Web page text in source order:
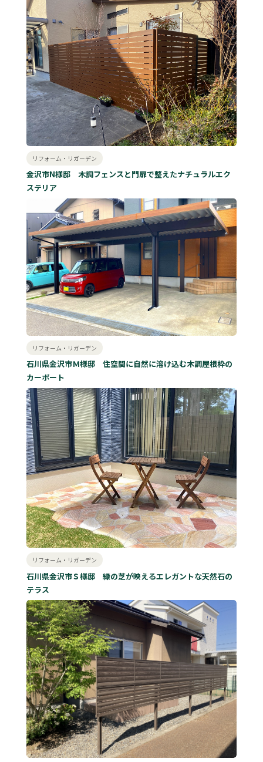
リフォーム・リガーデン
金沢市N様邸 木調フェンスと門扉で整えたナチュラルエク
ステリア
リフォーム・リガーデン
石川県金沢市Ｍ様邸 住空間に自然に溶け込む木調屋根枠の
カーポート
リフォーム・リガーデン
石川県金沢市Ｓ様邸 緑の芝が映えるエレガントな天然石の
テラス